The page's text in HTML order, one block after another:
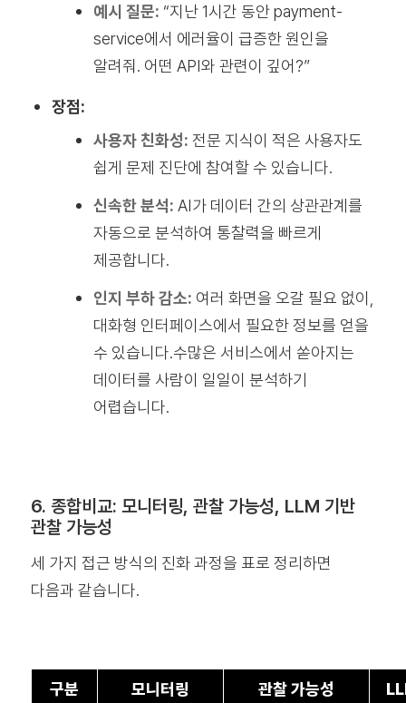
예시 질문: “지난 1시간 동안 payment-
service에서 에러율이 급증한 원인을
알려줘. 어떤 API와 관련이 깊어?”
장점:
사용자 친화성: 전문 지식이 적은 사용자도
쉽게 문제 진단에 참여할 수 있습니다.
신속한 분석: AI가 데이터 간의 상관관계를
자동으로 분석하여 통찰력을 빠르게
제공합니다.
인지 부하 감소: 여러 화면을 오갈 필요 없이,
대화형 인터페이스에서 필요한 정보를 얻을
수 있습니다.수많은 서비스에서 쏟아지는
데이터를 사람이 일일이 분석하기
어렵습니다.
6. 종합비교: 모니터링, 관찰 가능성, LLM 기반
관찰 가능성
세 가지 접근 방식의 진화 과정을 표로 정리하면
다음과 같습니다.
구분
모니터링
관찰 가능성